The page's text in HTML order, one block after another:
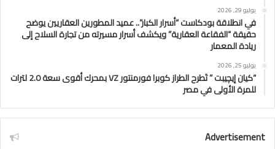
يوليو 29, 2026
في انطلاقة بودكاست “أسرار الكبار”.. عميد المطورين العقاريين يوضح
حقيقة “الفقاعة العقارية” ويكشف أسرار مسيرته من تجارة السلاح إلى
ريادة المعمار
يوليو 25, 2026
“كيان إيچيبت ” تَطرح الطراز كوبرا فورمنتور VZ بمحرك أقوى سعة 2.0 لترات
للمرة الأولى في مصر
Advertisement